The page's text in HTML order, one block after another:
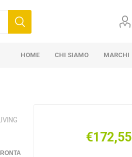
HOME CHI SIAMO MARCHI
€172,55